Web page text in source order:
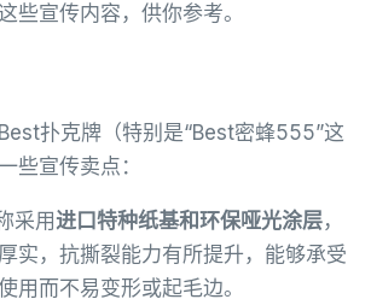
些宣传内容，供你参考。
扑克牌（特别是“Best密蜂555”这
些宣传卖点：
采用进口特种纸基和环保哑光涂层，
实，抗撕裂能力有所提升，能够承受
用而不易变形或起毛边。